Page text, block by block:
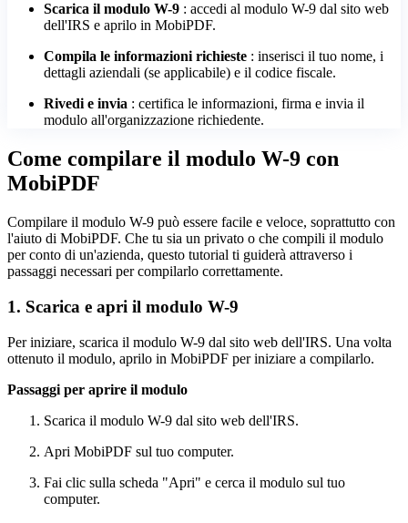
Scarica il modulo W-9 : accedi al modulo W-9 dal sito web
dell'IRS e aprilo in MobiPDF.
Compila le informazioni richieste : inserisci il tuo nome, i
dettagli aziendali (se applicabile) e il codice fiscale.
Rivedi e invia : certifica le informazioni, firma e invia il
modulo all'organizzazione richiedente.
Come compilare il modulo W-9 con
MobiPDF
Compilare il modulo W-9 può essere facile e veloce, soprattutto con
l'aiuto di MobiPDF. Che tu sia un privato o che compili il modulo
per conto di un'azienda, questo tutorial ti guiderà attraverso i
passaggi necessari per compilarlo correttamente.
1. Scarica e apri il modulo W-9
Per iniziare, scarica il modulo W-9 dal sito web dell'IRS. Una volta
ottenuto il modulo, aprilo in MobiPDF per iniziare a compilarlo.
Passaggi per aprire il modulo
Scarica il modulo W-9 dal sito web dell'IRS.
Apri MobiPDF sul tuo computer.
Fai clic sulla scheda "Apri" e cerca il modulo sul tuo
computer.